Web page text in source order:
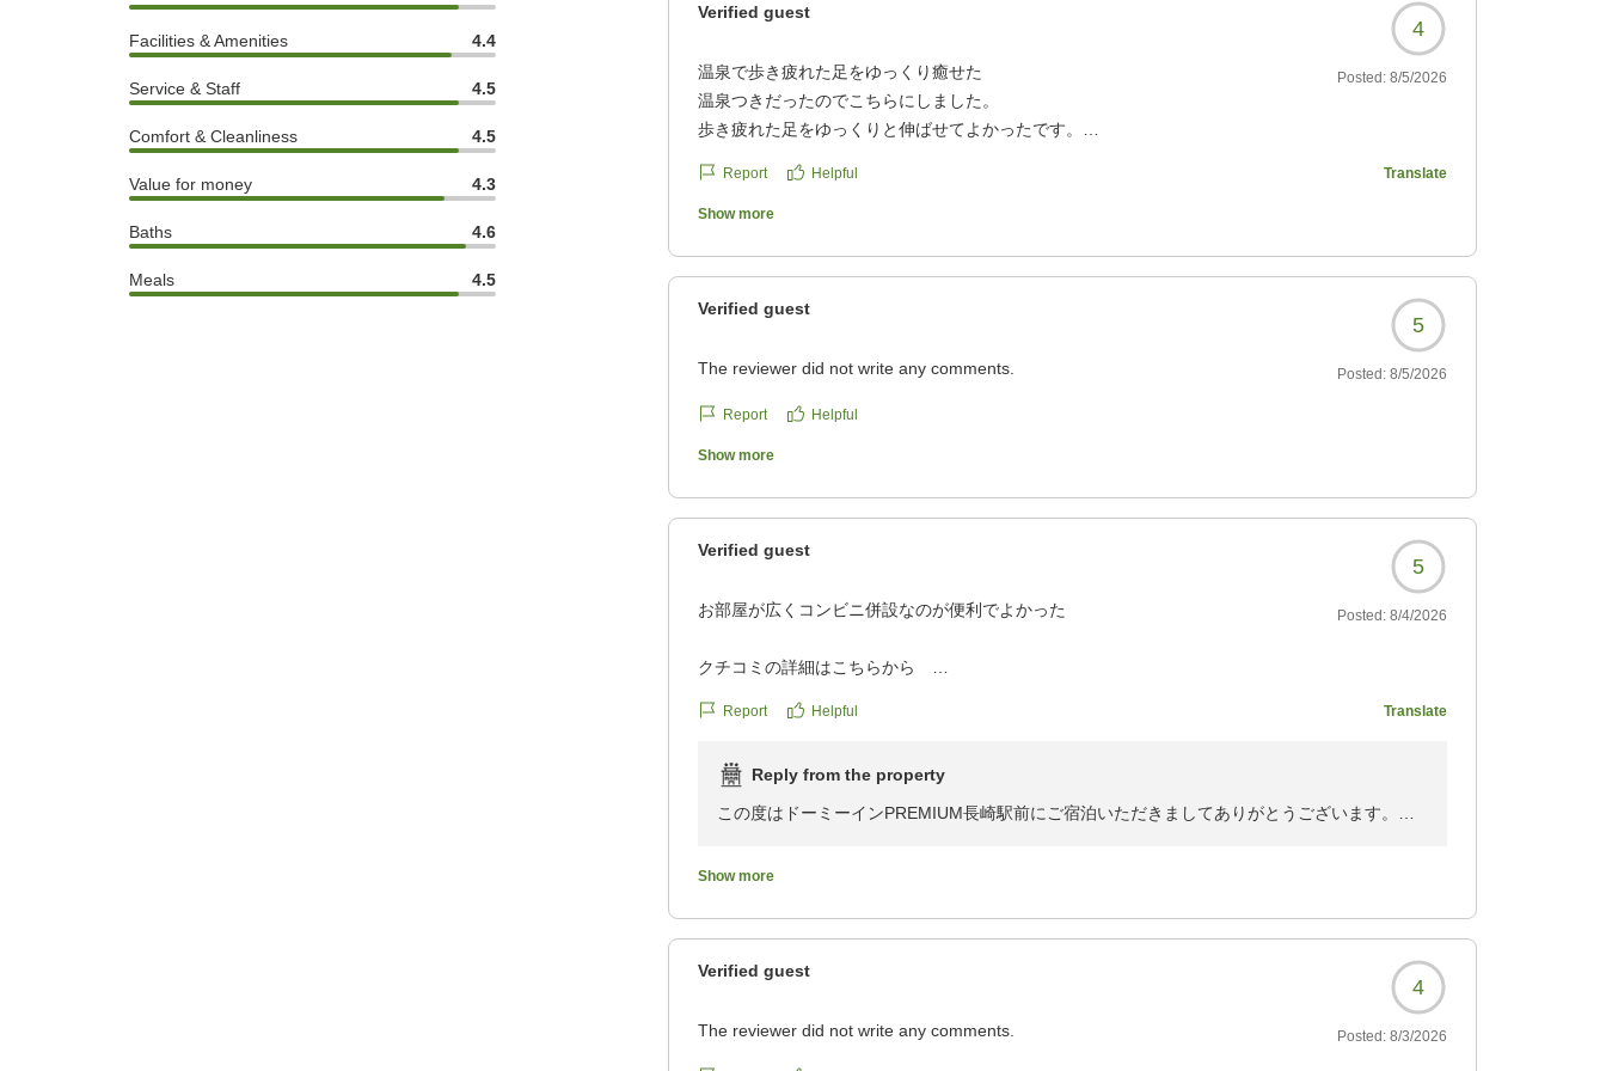
Facilities & Amenities 4.4
Service & Staff 4.5
Comfort & Cleanliness 4.5
Value for money 4.3
Baths 4.6
Meals 4.5
Verified guest
4
温泉で歩き疲れた足をゆっくり癒せた
温泉つきだったのでこちらにしました。
歩き疲れた足をゆっくりと伸ばせてよかったです。
https://review.travel.rakuten.co.jp/hotel/voice/179673?
reviewId=33123478449183
Posted: 8/5/2026
Report Helpful Translate
Show more
Verified guest
5
The reviewer did not write any comments. Posted: 8/5/2026
Report Helpful
Show more
Verified guest
5
お部屋が広くコンビニ併設なのが便利でよかった
クチコミの詳細はこちらから
reviewId=33123478400669
Posted: 8/4/2026
Report Helpful Translate
Reply from the property
この度はドーミーインPREMIUM長崎駅前にご宿泊いただきましてありがとうございます。
よりでございます。
また、セブンイレブンの併設に関しまして他のお客様にも多くの嬉しいお言葉を頂いておりま
最後になりますが、お忙しい中ご投稿下さり誠にありがとうございます。
Show more
Verified guest
4
The reviewer did not write any comments. Posted: 8/3/2026